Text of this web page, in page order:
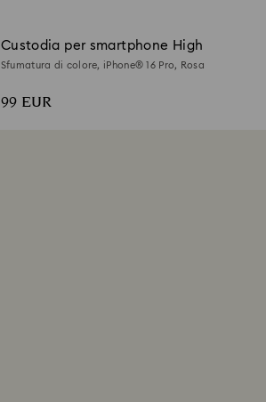
Custodia per smartphone High
Sfumatura di colore, iPhone® 16 Pro, Rosa
99 EUR